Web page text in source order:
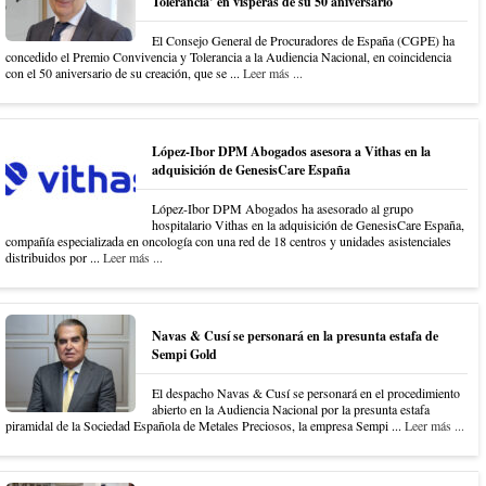
El Consejo General de Procuradores de España (CGPE) ha
concedido el Premio Convivencia y Tolerancia a la Audiencia Nacional, en coincidencia
con el 50 aniversario de su creación, que se ... Leer más ...
López-Ibor DPM Abogados asesora a Vithas en la
adquisición de GenesisCare España
López-Ibor DPM Abogados ha asesorado al grupo
hospitalario Vithas en la adquisición de GenesisCare España,
compañía especializada en oncología con una red de 18 centros y unidades asistenciales
distribuidos por ... Leer más ...
Navas & Cusí se personará en la presunta estafa de
Sempi Gold
El despacho Navas & Cusí se personará en el procedimiento
abierto en la Audiencia Nacional por la presunta estafa
piramidal de la Sociedad Española de Metales Preciosos, la empresa Sempi ... Leer más ...